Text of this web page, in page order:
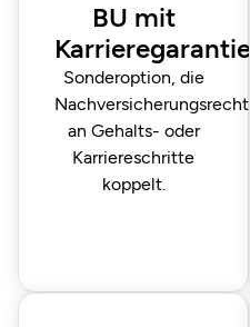
BU mit
Karrieregarantie
Sonderoption, die
Nachversicherungs­recht
an Gehalts- oder
Karriereschritte
koppelt.